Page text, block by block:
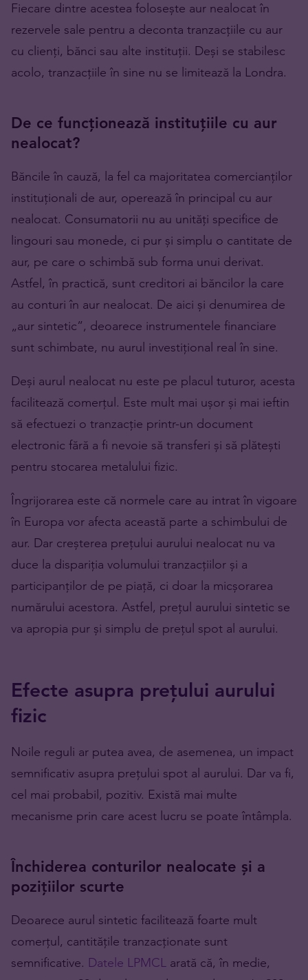
Fiecare dintre acestea folosește aur nealocat în
rezervele sale pentru a deconta tranzacțiile cu aur
cu clienți, bănci sau alte instituții. Deși se stabilesc
acolo, tranzacțiile în sine nu se limitează la Londra.
De ce funcționează instituțiile cu aur
nealocat?
Băncile în cauză, la fel ca majoritatea comercianților
instituționali de aur, operează în principal cu aur
nealocat. Consumatorii nu au unități specifice de
lingouri sau monede, ci pur și simplu o cantitate de
aur, pe care o schimbă sub forma unui derivat.
Astfel, în practică, sunt creditori ai băncilor la care
au conturi în aur nealocat. De aici și denumirea de
„aur sintetic”, deoarece instrumentele financiare
sunt schimbate, nu aurul investițional real în sine.
Deși aurul nealocat nu este pe placul tuturor, acesta
facilitează comerțul. Este mult mai ușor și mai ieftin
să efectuezi o tranzacție printr-un document
electronic fără a fi nevoie să transferi și să plătești
pentru stocarea metalului fizic.
Îngrijorarea este că normele care au intrat în vigoare
în Europa vor afecta această parte a schimbului de
aur. Dar creșterea prețului aurului nealocat nu va
duce la dispariția volumului tranzacțiilor și a
participanților de pe piață, ci doar la micșorarea
numărului acestora. Astfel, prețul aurului sintetic se
va apropia pur și simplu de prețul spot al aurului.
Efecte asupra prețului aurului
fizic
Noile reguli ar putea avea, de asemenea, un impact
semnificativ asupra prețului spot al aurului. Dar va fi,
cel mai probabil, pozitiv. Există mai multe
mecanisme prin care acest lucru se poate întâmpla.
Închiderea conturilor nealocate și a
pozițiilor scurte
Deoarece aurul sintetic facilitează foarte mult
comerțul, cantitățile tranzacționate sunt
semnificative. Datele LPMCL arată că, în medie,